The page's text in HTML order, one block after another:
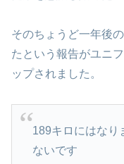
そのちょうど一年後
たという報告がユニ
ップされました。
189キロにはなり
ないです